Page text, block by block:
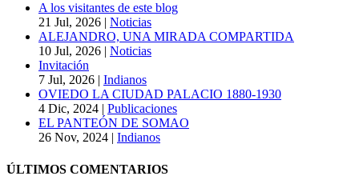
A los visitantes de este blog
21 Jul, 2026 | Noticias
ALEJANDRO, UNA MIRADA COMPARTIDA
10 Jul, 2026 | Noticias
Invitación
7 Jul, 2026 | Indianos
OVIEDO LA CIUDAD PALACIO 1880-1930
4 Dic, 2024 | Publicaciones
EL PANTEÓN DE SOMAO
26 Nov, 2024 | Indianos
ÚLTIMOS COMENTARIOS